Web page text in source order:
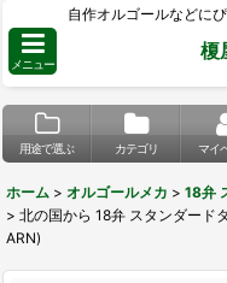
自作オルゴールなどに
メニュー
榎
用途で選ぶ カテゴリ マイ
ホーム > オルゴールメカ > 18弁
> 北の国から 18弁 スタンダード
ARN)